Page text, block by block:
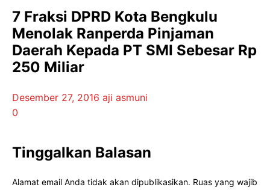
7 Fraksi DPRD Kota Bengkulu
Menolak Ranperda Pinjaman
Daerah Kepada PT SMI Sebesar Rp
250 Miliar
Desember 27, 2016 aji asmuni
0
Tinggalkan Balasan
Alamat email Anda tidak akan dipublikasikan. Ruas yang wajib